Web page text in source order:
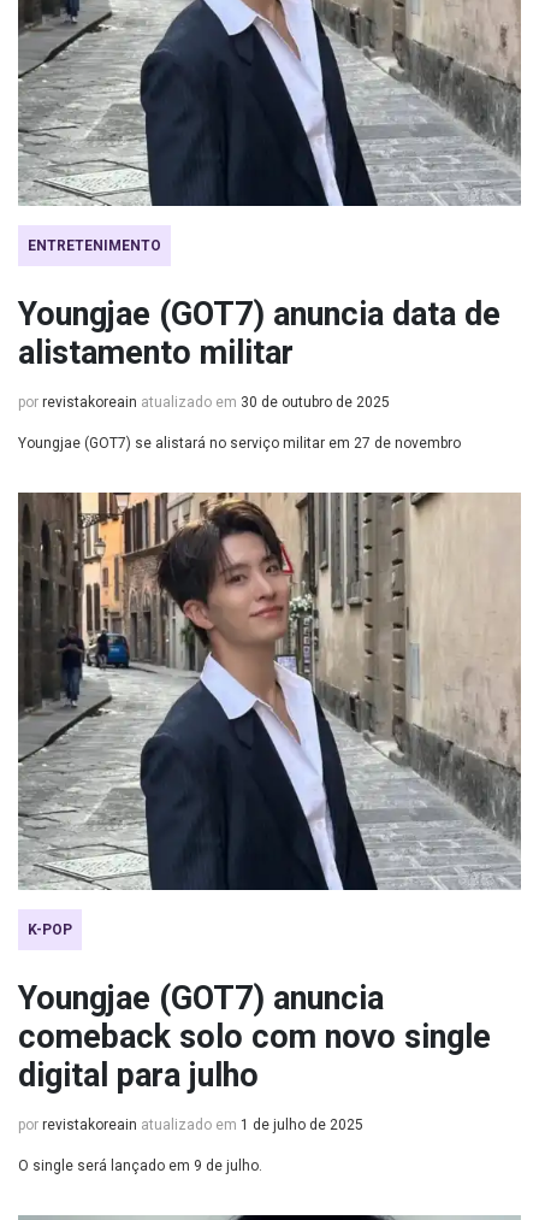
ENTRETENIMENTO
Youngjae (GOT7) anuncia data de
alistamento militar
por revistakoreain atualizado em 30 de outubro de 2025
Youngjae (GOT7) se alistará no serviço militar em 27 de novembro
K-POP
Youngjae (GOT7) anuncia
comeback solo com novo single
digital para julho
por revistakoreain atualizado em 1 de julho de 2025
O single será lançado em 9 de julho.